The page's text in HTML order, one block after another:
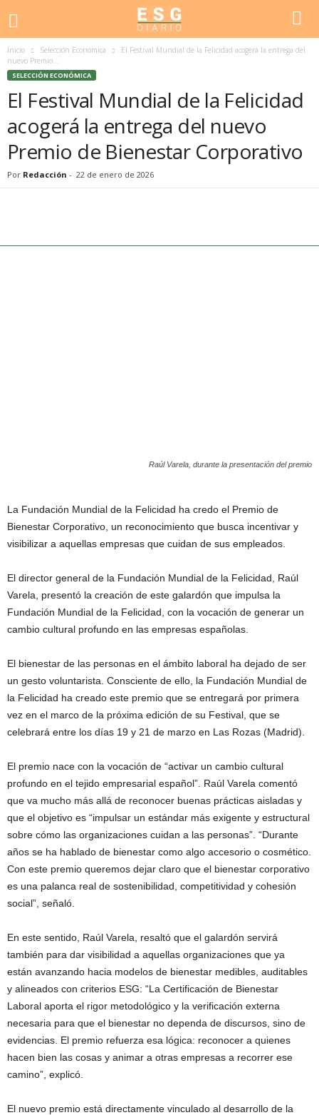
Inicio Selección Económica
El Festival Mundial de la Felicidad acogerá la entrega del
nuevo Premio...
SELECCIÓN ECONÓMICA
El Festival Mundial de la Felicidad
acogerá la entrega del nuevo
Premio de Bienestar Corporativo
Por Redacción - 22 de enero de 2026
Raúl Varela, durante la presentación del premio
La Fundación Mundial de la Felicidad ha credo el Premio de
Bienestar Corporativo, un reconocimiento que busca incentivar y
visibilizar a aquellas empresas que cuidan de sus empleados.
El director general de la Fundación Mundial de la Felicidad, Raúl
Varela, presentó la creación de este galardón que impulsa la
Fundación Mundial de la Felicidad, con la vocación de generar un
cambio cultural profundo en las empresas españolas.
El bienestar de las personas en el ámbito laboral ha dejado de ser
un gesto voluntarista. Consciente de ello, la Fundación Mundial de
la Felicidad ha creado este premio que se entregará por primera
vez en el marco de la próxima edición de su Festival, que se
celebrará entre los días 19 y 21 de marzo en Las Rozas (Madrid).
El premio nace con la vocación de “activar un cambio cultural
profundo en el tejido empresarial español”. Raúl Varela comentó
que va mucho más allá de reconocer buenas prácticas aisladas y
que el objetivo es “impulsar un estándar más exigente y estructural
sobre cómo las organizaciones cuidan a las personas”. “Durante
años se ha hablado de bienestar como algo accesorio o cosmético.
Con este premio queremos dejar claro que el bienestar corporativo
es una palanca real de sostenibilidad, competitividad y cohesión
social”, señaló.
En este sentido, Raúl Varela, resaltó que el galardón servirá
también para dar visibilidad a aquellas organizaciones que ya
están avanzando hacia modelos de bienestar medibles, auditables
y alineados con criterios ESG: “La Certificación de Bienestar
Laboral aporta el rigor metodológico y la verificación externa
necesaria para que el bienestar no dependa de discursos, sino de
evidencias. El premio refuerza esa lógica: reconocer a quienes
hacen bien las cosas y animar a otras empresas a recorrer ese
camino”, explicó.
El nuevo premio está directamente vinculado al desarrollo de la